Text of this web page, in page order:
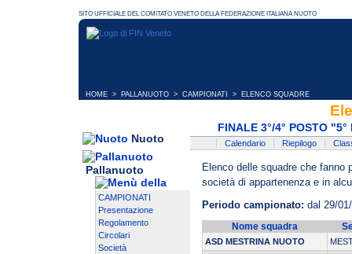
HOME > PALLANUOTO > CAMPIONATI > ELENCO SQUADRE
Nuoto
Pallanuoto
CAMPIONATI
Presentazione
Regolamento
Circolari
Società
FINALE 3°/4° POSTO
Calendario Riepilogo
Elenco delle squadre che fanno
società di appartenenza e in
Periodo campionato: dal 29/
Nome squadra
ASD MESTRINA NUOTO